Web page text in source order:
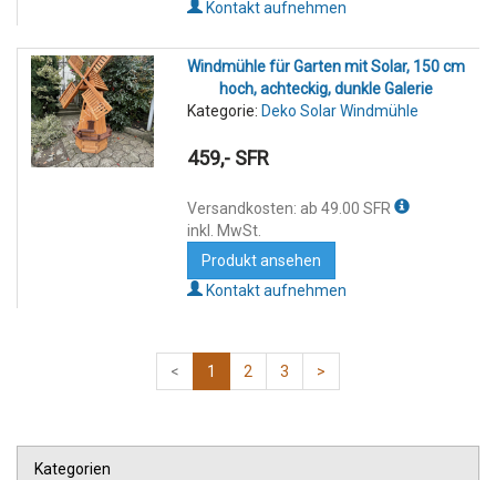
Kontakt aufnehmen
Windmühle für Garten mit Solar, 150 cm
hoch, achteckig, dunkle Galerie
Kategorie: Deko Solar Windmühle
459,- SFR
Versandkosten: ab 49.00 SFR
inkl. MwSt.
Produkt ansehen
Kontakt aufnehmen
< 1 2 3 >
Kategorien